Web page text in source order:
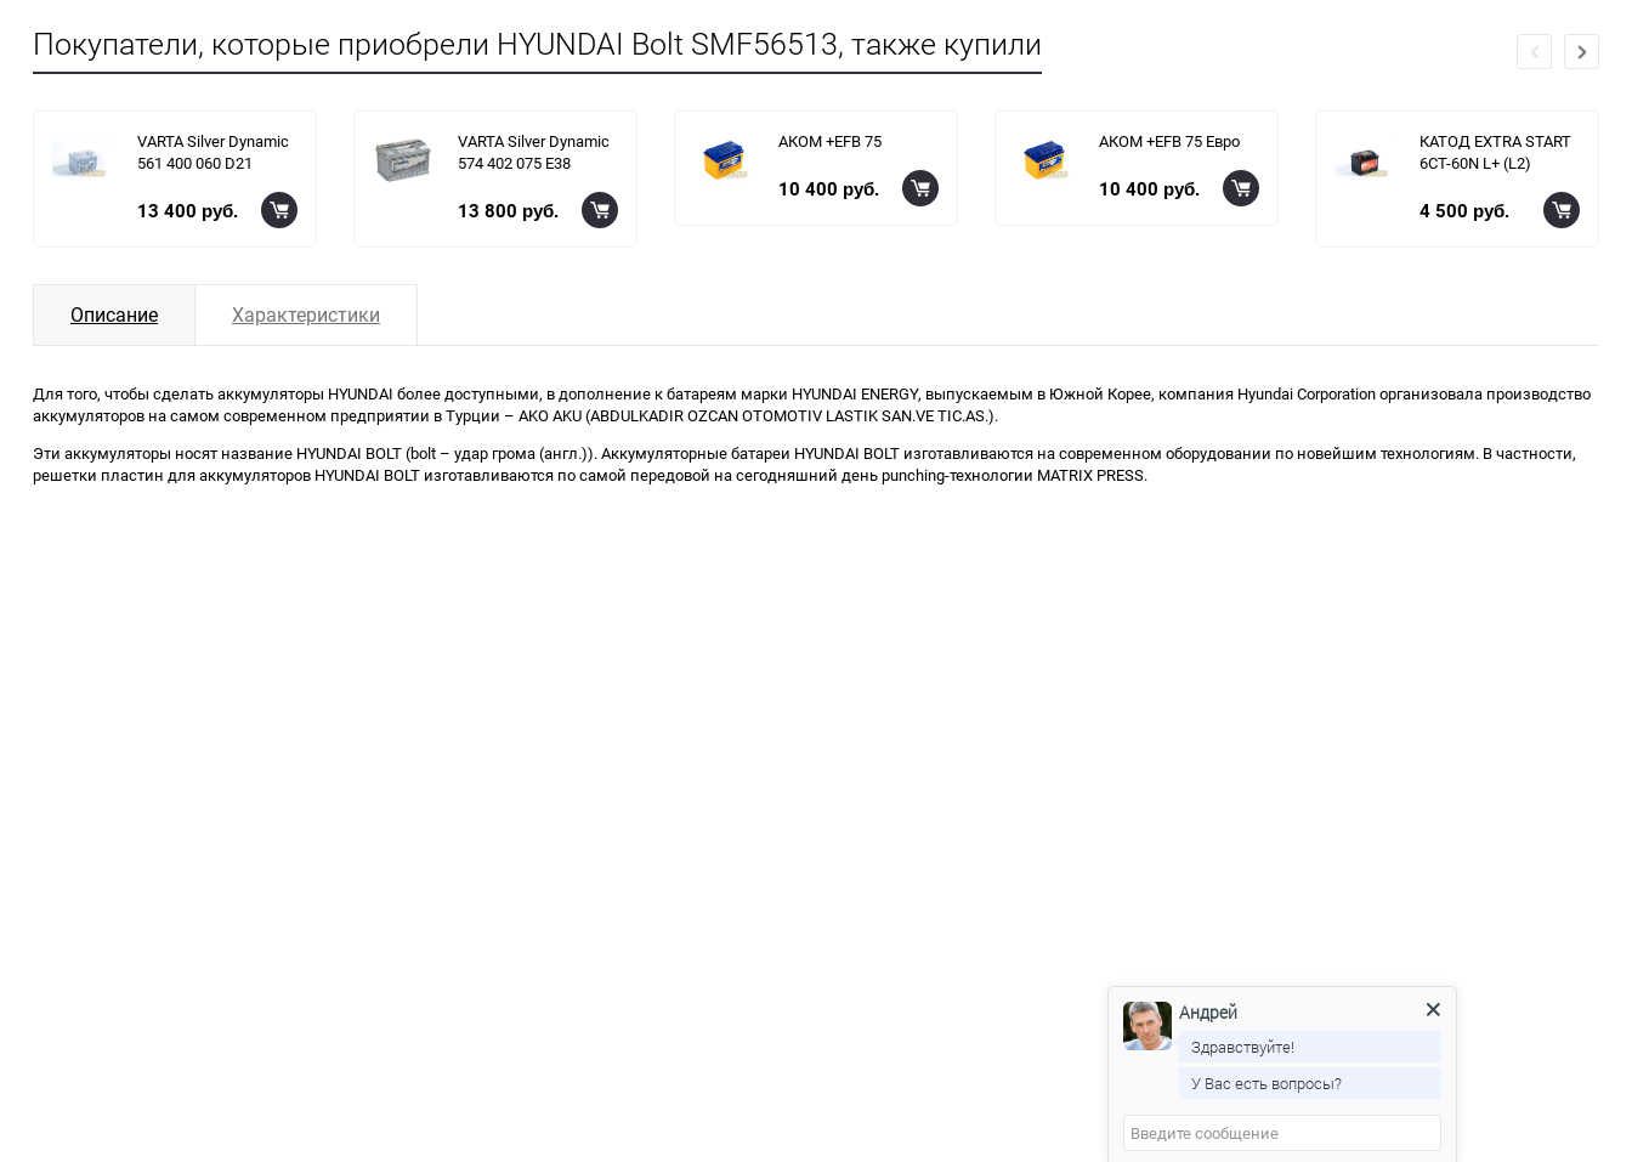
Покупатели, которые приобрели HYUNDAI Bolt SMF56513, также купили
VARTA Silver Dynamic
561 400 060 D21
13 400 руб.
VARTA Silver Dynamic
574 402 075 E38
13 800 руб.
АКОМ +EFB 75
10 400 руб.
АКОМ +EFB 75 Евро
10 400 руб.
КАТОД EXTRA START
6СТ-60N L+ (L2)
4 500 руб.
Описание Характеристики
Для того, чтобы сделать аккумуляторы HYUNDAI более доступными, в дополнение к батареям марки HYUNDAI ENERGY, выпускаемым в Южной Корее, компания Hyundai Corporationорганизовала производство
аккумуляторов на самом современном предприятии в Турции – AKO AKU (ABDULKADIR OZCAN OTOMOTIV LASTIK SAN.VE TIC.AS.).
Эти аккумуляторы носят название HYUNDAI BOLT (bolt – удар грома (англ.)). Аккумуляторные батареи HYUNDAI BOLT изготавливаются на современном оборудовании по новейшим технологиям. В частности,
решетки пластин для аккумуляторов HYUNDAI BOLT изготавливаются по самой передовой на сегодняшний день punching-технологии MATRIX PRESS.
Андрей
Здравствуйте!
У Вас есть вопросы?
Андрейпечатает...